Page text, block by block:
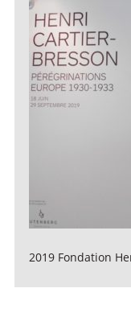
2019 Fondation